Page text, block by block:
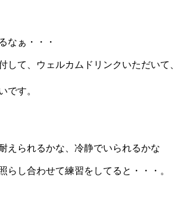
なぁ・・・
して、ウェルカムドリンクいただいて、
です。
えられるかな、冷静でいられるかな
らし合わせて練習をしてると・・・。